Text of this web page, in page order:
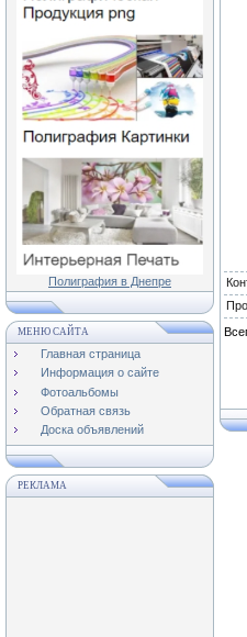
Полиграфия в Днепре
МЕНЮ САЙТА
Главная страница
Информация о сайте
Фотоальбомы
Обратная связь
Доска объявлений
РЕКЛАМА